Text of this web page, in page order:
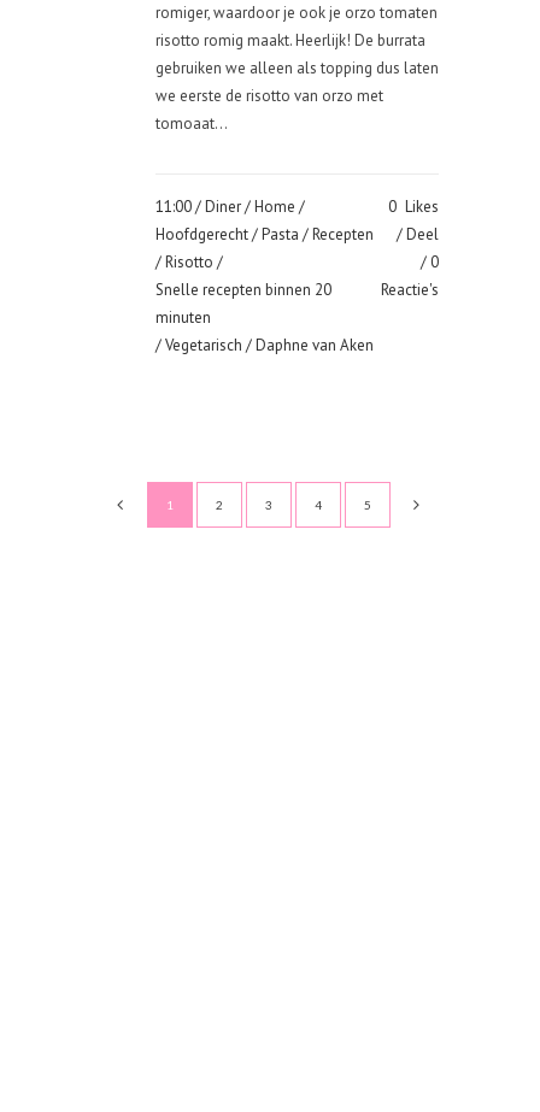
romiger, waardoor je ook je orzo tomaten
risotto romig maakt. Heerlijk! De burrata
gebruiken we alleen als topping dus laten
we eerste de risotto van orzo met
tomoaat...
11:00 /Diner/Home /
Hoofdgerecht/Pasta /Recepten
/Risotto /
Snelle recepten binnen 20
minuten
/Vegetarisch / Daphne van Aken
0 Likes
Deel
0
Reactie's
1 2 3 4 5